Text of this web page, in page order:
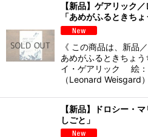
【新品】ゲアリック
「あめがふるときち
《 この商品は、新品
あめがふるときちょ
イ・ゲアリック 絵：
（Leonard
【新品】ドロシー・
しごと」